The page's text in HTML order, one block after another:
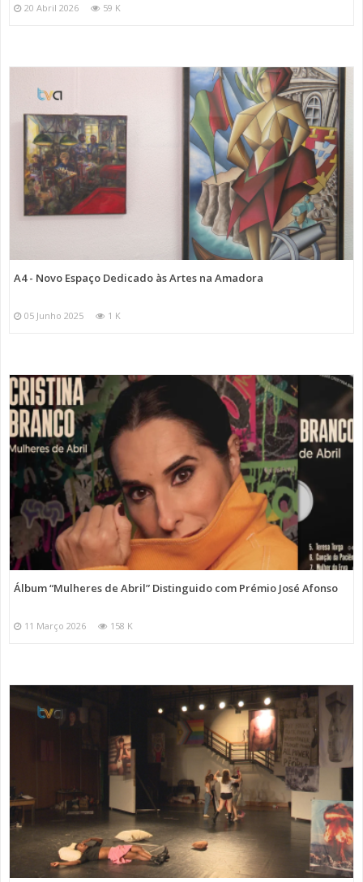
20 Abril 2026 59 K
A4 - Novo Espaço Dedicado às Artes na Amadora
05 Junho 2025 1 K
Álbum “Mulheres de Abril” Distinguido com Prémio José Afonso
11 Março 2026 158 K